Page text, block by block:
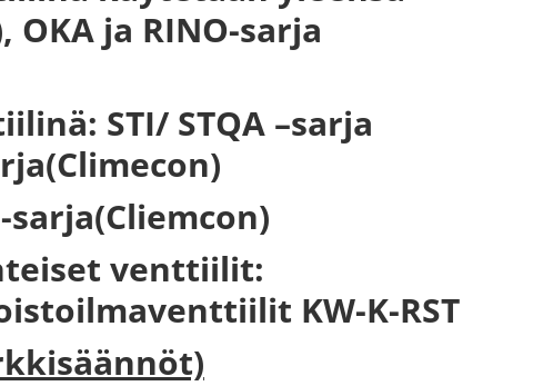
OKA ja RINO-sarja
STI/ STQA –sarja
venttiilit:
KW-K-RST